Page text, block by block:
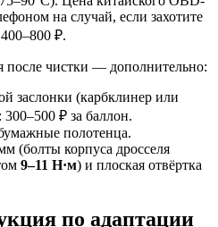
на случай, если захотите
₽.
после чистки — дополнительно:
заслонки (карбклинер или
₽ за баллон.
полотенца.
(болты корпуса дросселя
9–11 Н·м) и плоская отвёртка
по адаптации